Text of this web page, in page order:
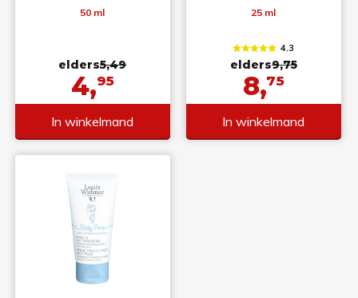
50 ml
elders5,49
4,95
In winkelmand
25 ml
4.3
elders9,75
8,75
In winkelmand